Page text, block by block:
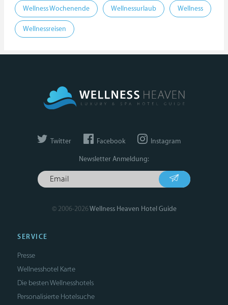
Wellness Wochenende Wellnessurlaub Wellness
Wellnessreisen
Twitter Facebook Instagram
Newsletter Anmeldung:
© 2006-2026Wellness Heaven Hotel Guide
SERVICE
Presse
Wellnesshotel Karte
Die besten Wellnesshotels
Personalisierte Hotelsuche